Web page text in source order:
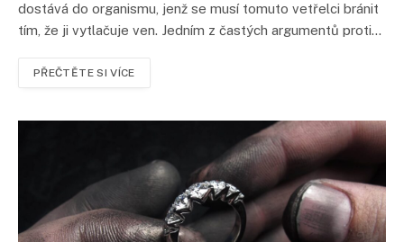
dostává do organismu, jenž se musí tomuto vetřelci bránit
tím, že ji vytlačuje ven. Jedním z častých argumentů proti…
PŘEČTĚTE SI VÍCE